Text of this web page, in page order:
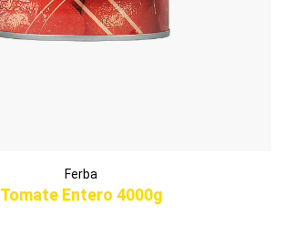
Ferba
Tomate Entero 4000g